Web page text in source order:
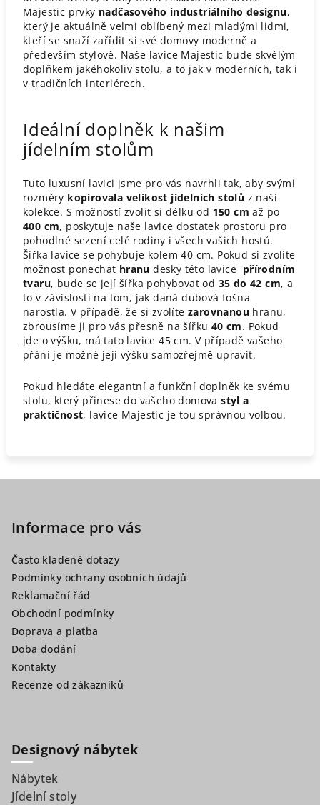
Majestic prvky nadčasového industriálního designu,
který je aktuálně velmi oblíbený mezi mladými lidmi,
kteří se snaží zařídit si své domovy moderně a
především stylově. Naše lavice Majestic bude skvělým
doplňkem jakéhokoliv stolu, a to jak v moderních, tak i
v tradičních interiérech.
Ideální doplněk k našim
jídelním stolům
Tuto luxusní lavici jsme pro vás navrhli tak, aby svými
rozměry kopírovala velikost jídelních stolů z naší
kolekce. S možností zvolit si délku od 150 cm až po
400 cm, poskytuje naše lavice dostatek prostoru pro
pohodlné sezení celé rodiny i všech vašich hostů.
Šířka lavice se pohybuje kolem 40 cm. Pokud si zvolíte
možnost ponechat hranudesky této lavice přírodním
tvaru, bude se její šířka pohybovat od 35 do 42 cm, a
to v závislosti na tom, jak daná dubová fošna
narostla. V případě, že si zvolíte zarovnanou hranu,
zbrousíme ji pro vás přesně na šířku 40 cm. Pokud
jde o výšku, má tato lavice 45 cm. V případě vašeho
přání je možné její výšku samozřejmě upravit.
Pokud hledáte elegantní a funkční doplněk ke svému
stolu, který přinese do vašeho domovastyl a
praktičnost, lavice Majestic je tou správnou volbou.
Informace pro vás
Často kladené dotazy
Podmínky ochrany osobních údajů
Reklamační řád
Obchodní podmínky
Doprava a platba
Doba dodání
Kontakty
Recenze od zákazníků
Designový nábytek
Nábytek
Jídelní stoly